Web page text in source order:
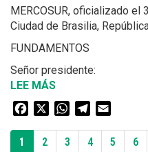
LA
INVESTIGACION
DE
ATENTADOS
LA
EMBAJADA
DE
ISRAEL
DE
IMPUESTO
LAS
GANANCIAS.
MERCOSUR, oficializado
Ciudad de Brasilia,
FUNDAMENTOS
Señor presidente:
LEE MÁS
DE
DECLARACION.
6256-
D-
Facebook WhatsAppTelegram
Paginación
Página
1 Page
2 Page
3 Page
4 Page
5 6